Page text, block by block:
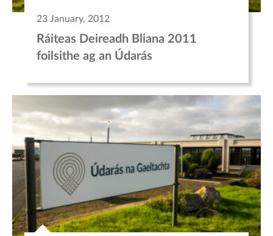
23 January, 2012
Ráiteas Deireadh Bliana 2011
foilsithe ag an Údarás